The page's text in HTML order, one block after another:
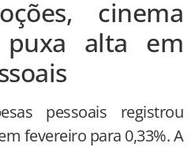
cinema
puxa alta em
pessoais registrou
fevereiro para 0,33%. A